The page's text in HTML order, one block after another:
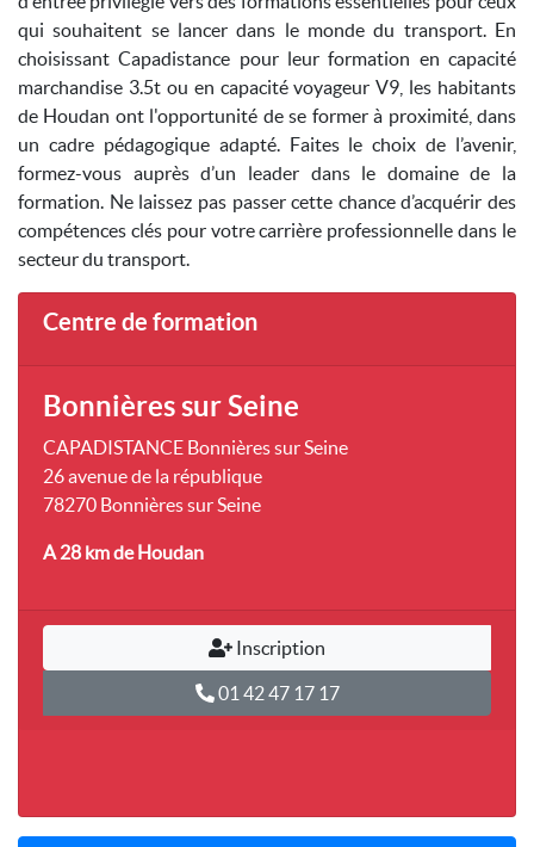
qui souhaitent se lancer dans le monde du transport. En
choisissant Capadistance pour leur formation en capacité
marchandise 3.5t ou en capacité voyageur V9, les habitants
de Houdan ont l'opportunité de se former à proximité, dans
un cadre pédagogique adapté. Faites le choix de l’avenir,
formez-vous auprès d’un leader dans le domaine de la
formation. Ne laissez pas passer cette chance d’acquérir des
compétences clés pour votre carrière professionnelle dans le
secteur du transport.
Centre de formation
Bonnières sur Seine
CAPADISTANCE Bonnières sur Seine
26 avenue de la république
78270 Bonnières sur Seine
A 28 kmde Houdan
Inscription
01 42 47 17 17